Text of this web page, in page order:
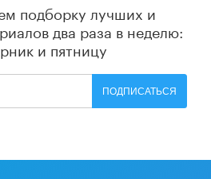
подборку лучших и
два раза в неделю:
и пятницу
ПОДПИСАТЬСЯ